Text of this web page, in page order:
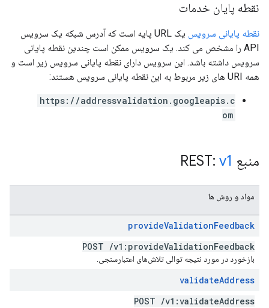
نقطه پایان خدمات
نقطه پایانی سرویس
یک URL پایه است که آدرس شبکه یک سرویس
API را مشخص می کند. یک سرویس ممکن است چندین نقطه پایانی
سرویس داشته باشد. این سرویس دارای نقطه پایانی سرویس زیر است و
همه URI های زیر مربوط به این نقطه پایانی سرویس هستند:
https://addressvalidation.googleapis.c
om
منبع REST: v1
مواد و روش ها
provideValidationFeedback
POST /v1:provideValidationFeedback
بازخورد در مورد نتیجه توالی تلاش‌های اعتبارسنجی.
validateAddress
POST /v1:validateAddress